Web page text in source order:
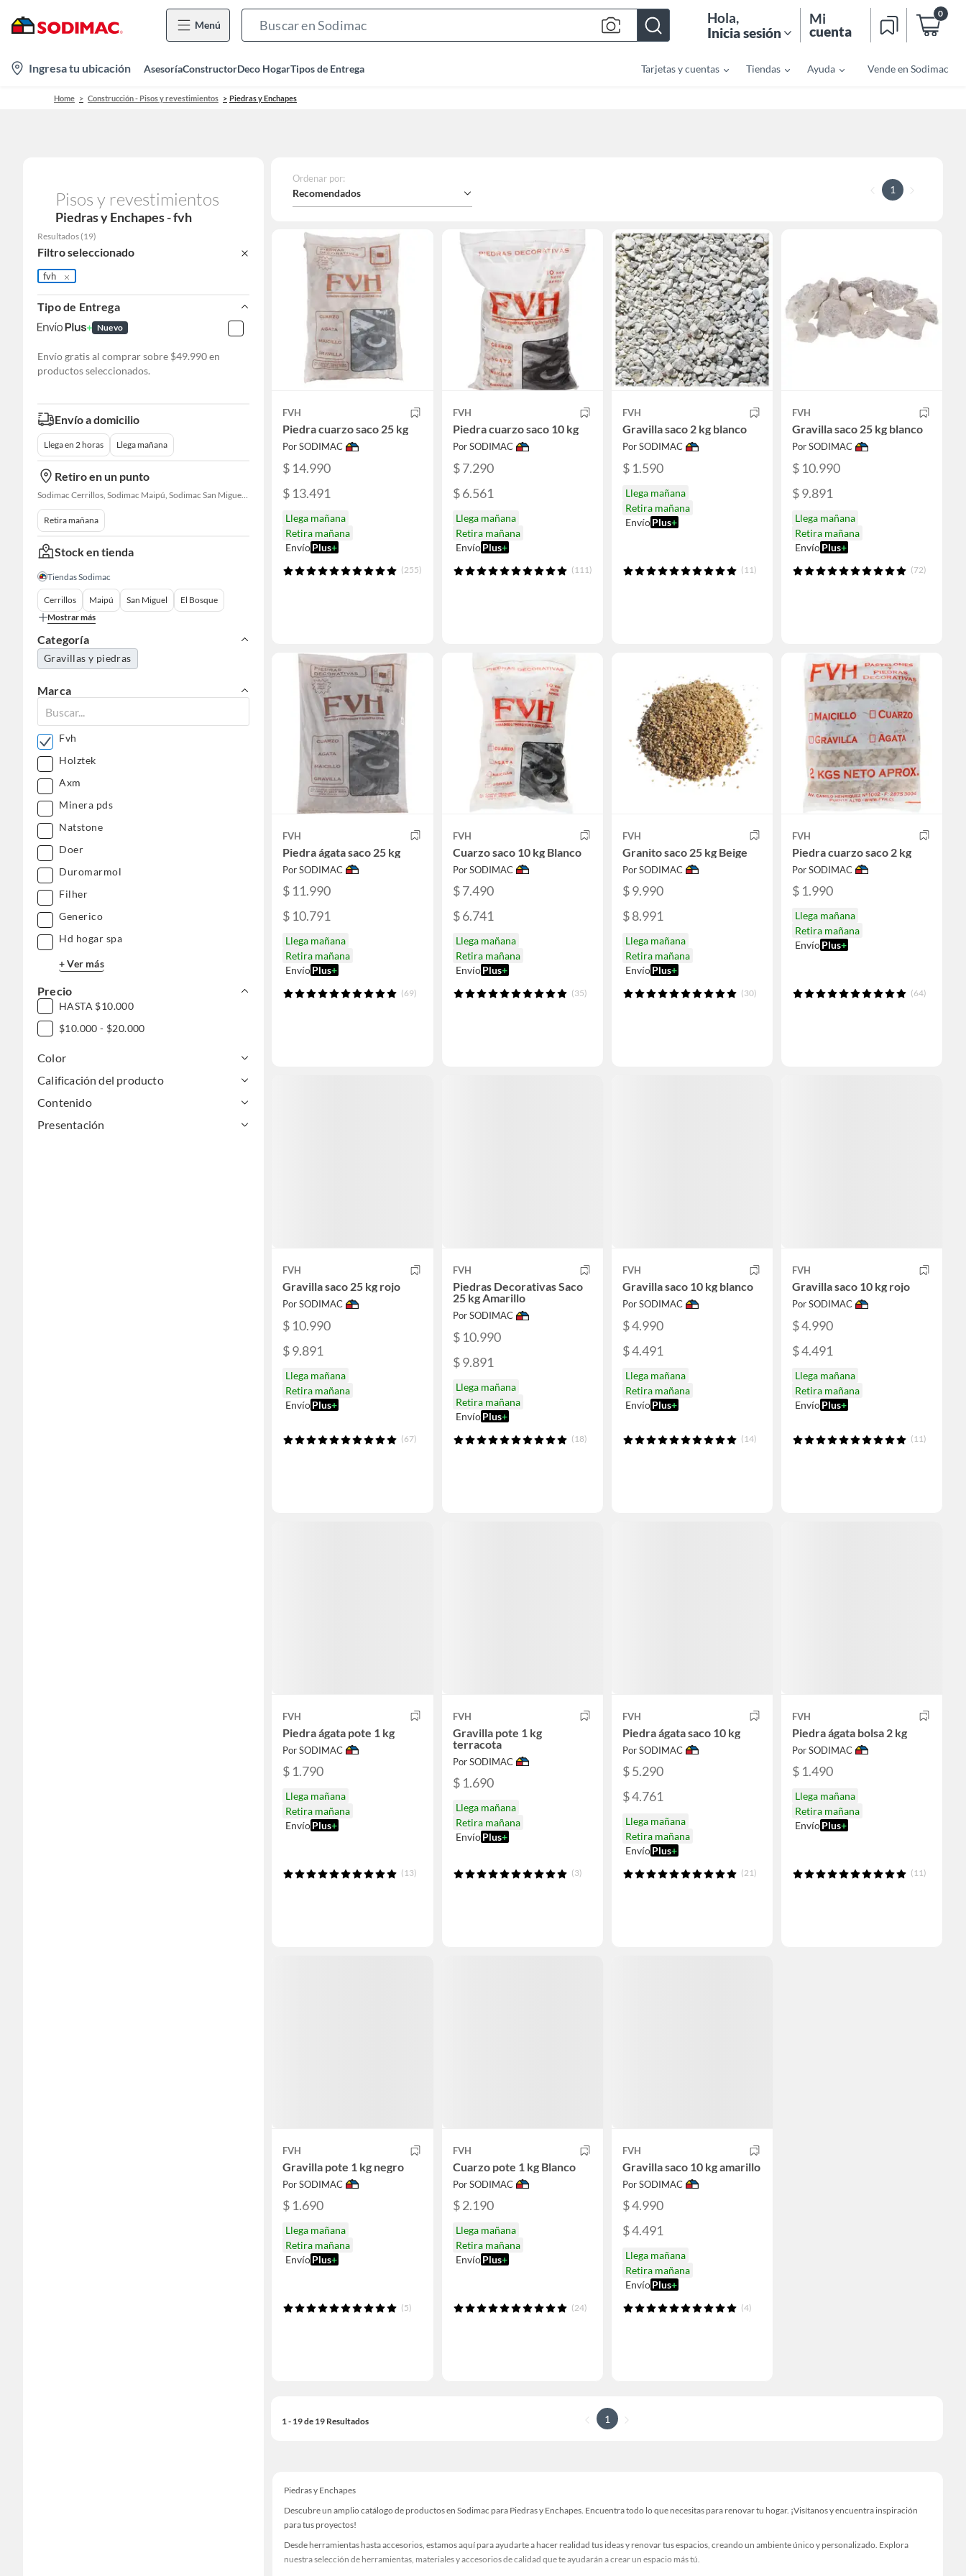
Menú
Bar
Hola,
Inicia sesión
Mi
cuenta
0
location-
icon
Ingresa tu ubicación AsesoríaConstructorDeco HogarTipos de Entrega Tarjetas y cuentas Tiendas Ayuda Vende en Sodimac
Home Construcción - Pisos y revestimientos Piedras y Enchapes
Pisos y revestimientos
Piedras y Enchapes - fvh
Resultados (19)
Filtro seleccionado
fvh
Tipo de Entrega
Nuevo
Envío gratis al comprar sobre $49.990 en
productos seleccionados.
Envío a domicilio
Llega en 2 horas Llega mañana
Retiro en un punto
Sodimac Cerrillos, Sodimac Maipú, Sodimac San Miguel, Sodimac El Bosque, Sodimac San Bernardo, Constructor Cantagallo, Sodimac Talagante, Sodimac San Fernando
Retira mañana
Stock en tienda
Tiendas Sodimac
Cerrillos Maipú San Miguel
El Bosque
Mostrar más
Categoría
Gravillas y piedras
Marca
Fvh
Holztek
Axm
Minera pds
Natstone
Doer
Duromarmol
Filher
Generico
Hd hogar spa
+ Ver más
Precio
HASTA $10.000
$10.000 - $20.000
Color
Calificación del producto
Contenido
Presentación
Ordenar por:
Recomendados 1
FVH
Piedra cuarzo saco 25 kg
Por SODIMAC
$ 14.990
$ 13.491
Llega mañana
Retira mañana
EnvíoPlus+
(255)
FVH
Piedra cuarzo saco 10 kg
Por SODIMAC
$ 7.290
$ 6.561
Llega mañana
Retira mañana
Envío Plus+
(111)
FVH
Gravilla saco 2 kg blanco
Por SODIMAC
$ 1.590
Llega mañana
Retira mañana
EnvíoPlus+
(11)
FVH
Gravilla saco 25 kg blanco
Por SODIMAC
$ 10.990
$ 9.891
Llega mañana
Retira mañana
EnvíoPlus+
(72)
FVH
Piedra ágata saco 25 kg
Por SODIMAC
$ 11.990
$ 10.791
Llega mañana
Retira mañana
EnvíoPlus+
(69)
FVH
Cuarzo saco 10 kg Blanco
Por SODIMAC
$ 7.490
$ 6.741
Llega mañana
Retira mañana
Envío Plus+
(35)
FVH
Granito saco 25 kg Beige
Por SODIMAC
$ 9.990
$ 8.991
Llega mañana
Retira mañana
EnvíoPlus+
(30)
FVH
Piedra cuarzo saco 2 kg
Por SODIMAC
$ 1.990
Llega mañana
Retira mañana
EnvíoPlus+
(64)
FVH
Gravilla saco 25 kg rojo
Por SODIMAC
$ 10.990
$ 9.891
Llega mañana
Retira mañana
EnvíoPlus+
(67)
FVH
Piedras Decorativas Saco
25 kg Amarillo
Por SODIMAC
$ 10.990
$ 9.891
Llega mañana
Retira mañana
Envío Plus+
(18)
FVH
Gravilla saco 10 kg blanco
Por SODIMAC
$ 4.990
$ 4.491
Llega mañana
Retira mañana
EnvíoPlus+
(14)
FVH
Gravilla saco 10 kg rojo
Por SODIMAC
$ 4.990
$ 4.491
Llega mañana
Retira mañana
EnvíoPlus+
(11)
FVH
Piedra ágata pote 1 kg
Por SODIMAC
$ 1.790
Llega mañana
Retira mañana
EnvíoPlus+
(13)
FVH
Gravilla pote 1 kg
terracota
Por SODIMAC
$ 1.690
Llega mañana
Retira mañana
Envío Plus+
(3)
FVH
Piedra ágata saco 10 kg
Por SODIMAC
$ 5.290
$ 4.761
Llega mañana
Retira mañana
EnvíoPlus+
(21)
FVH
Piedra ágata bolsa 2 kg
Por SODIMAC
$ 1.490
Llega mañana
Retira mañana
EnvíoPlus+
(11)
FVH
Gravilla pote 1 kg negro
Por SODIMAC
$ 1.690
Llega mañana
Retira mañana
EnvíoPlus+
(5)
FVH
Cuarzo pote 1 kg Blanco
Por SODIMAC
$ 2.190
Llega mañana
Retira mañana
Envío Plus+
(24)
FVH
Gravilla saco 10 kg amarillo
Por SODIMAC
$ 4.990
$ 4.491
Llega mañana
Retira mañana
EnvíoPlus+
(4)
1 - 19 de 19 Resultados 1
Piedras y Enchapes
Descubre un amplio catálogo de productos en Sodimac para Piedras y Enchapes. Encuentra todo lo que necesitas para renovar tu hogar. ¡Visítanos y encuentra inspiración
para tus proyectos!
Desde herramientas hasta accesorios, estamos aquí para ayudarte a hacer realidad tus ideas y renovar tus espacios, creando un ambiente único y personalizado. Explora
nuestra selección de herramientas, materiales y accesorios de calidad que te ayudarán a crear un espacio más tú.